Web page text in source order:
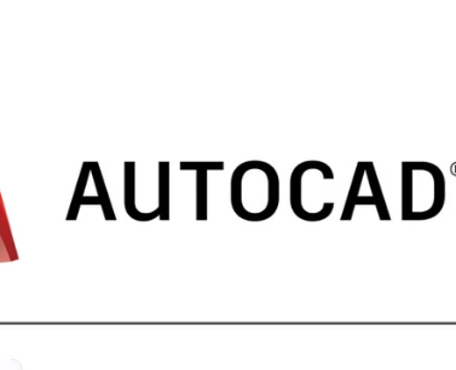
krok po kroku
Własny szablon